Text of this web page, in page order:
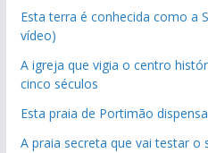
Esta terra é conhecida como a
vídeo)
A igreja que vigia o centro
cinco séculos
Esta praia de Portimão
A praia secreta que vai testar o